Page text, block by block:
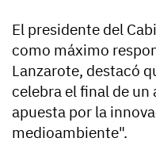
El presidente del
como máximo
Lanzarote, destacó
celebra el final de
apuesta por la
medioambiente".